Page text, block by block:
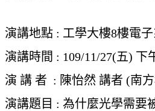
演講地點 : 工學大樓8樓電
演講時間 : 109/11/27(五) 下
演 講 者 : 陳怡然 講者 (南
演講題目 : 為什麼光學需要